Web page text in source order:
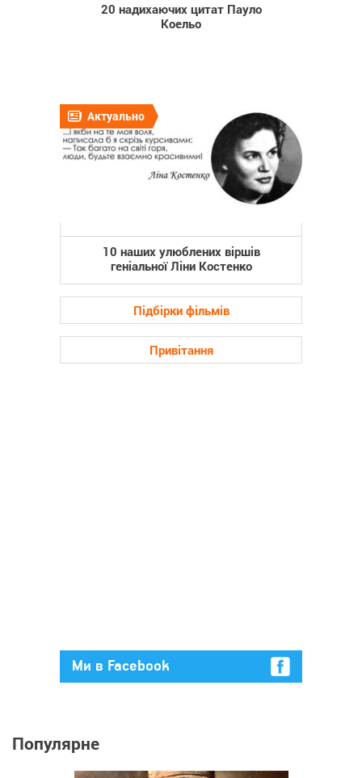
20 надихаючих цитат Пауло
Коельо
Актуально
10 наших улюблених віршів
геніальної Ліни Костенко
Підбірки фільмів
Привітання
Ми в Facebook
Популярне